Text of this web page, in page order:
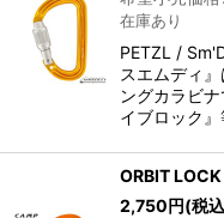
在庫あり
PETZL /
スエムディ
ングカラビ
イブロック
ORBIT
2,750円(税